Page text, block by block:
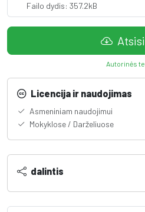
Failo dydis: 357.2kB
Autorinės
Licencija ir naudojimas
Asmeniniam naudojimui
Mokyklose / Darželiuose
dalintis